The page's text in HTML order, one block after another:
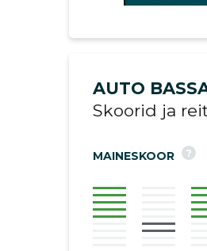
AUTO
Skoorid ja
MAINESKOOR ?